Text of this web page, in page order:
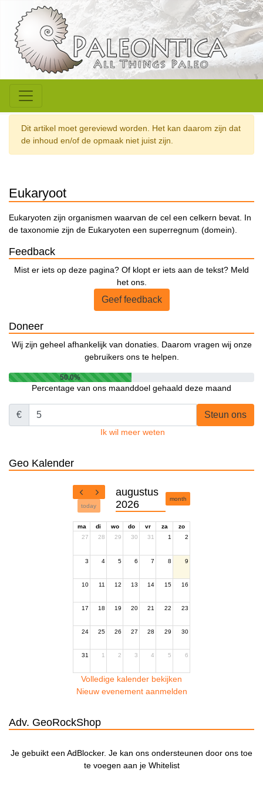
Dit artikel moet gereviewd worden. Het kan daarom zijn dat
de inhoud en/of de opmaak niet juist zijn.
Eukaryoot
Eukaryoten zijn organismen waarvan de cel een celkern bevat. In
de taxonomie zijn de Eukaryoten een superregnum (domein).
Feedback
Mist er iets op deze pagina? Of klopt er iets aan de tekst? Meld
het ons.
Geef feedback
Doneer
Wij zijn geheel afhankelijk van donaties. Daarom vragen wij onze
gebruikers ons te helpen.
50.0%
Percentage van ons maanddoel gehaald deze maand
€ Steun ons
Ik wil meer weten
Geo Kalender
today
augustus
2026
month
ma di wo do vr za
zo
27
28 29 30 31 1 2
3 4 5 6 7 8 9
10 11 12 13 14 15 16
17 18 19 20 21 22 23
24 25 26 27 28 29 30
31 1 2 3 4 5 6
Volledige kalender bekijken
Nieuw evenement aanmelden
Adv. GeoRockShop
Je gebuikt een AdBlocker. Je kan ons ondersteunen door ons toe
te voegen aan je Whitelist